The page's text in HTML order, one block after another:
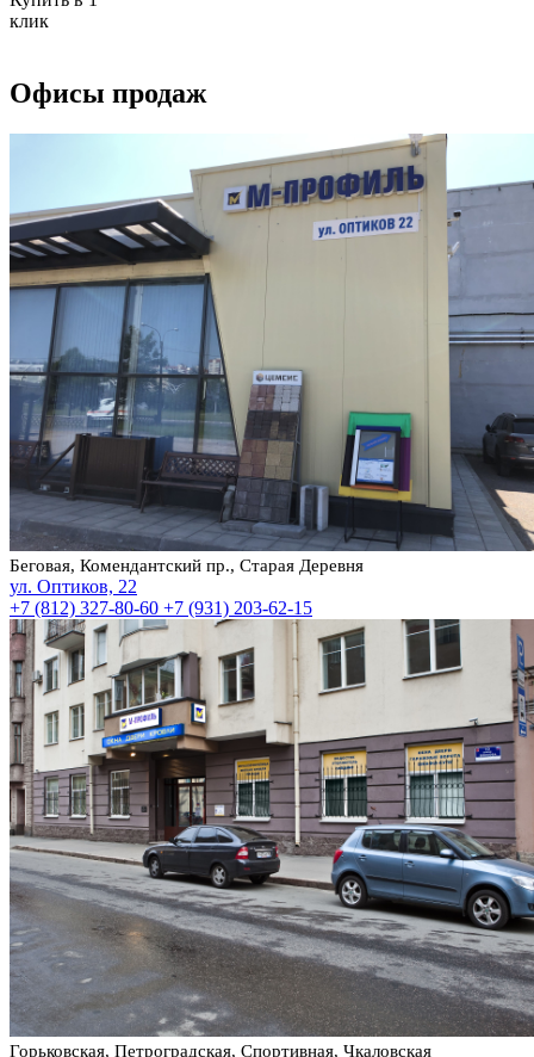
клик
Офисы продаж
Беговая, Комендантский пр., Старая Деревня
ул. Оптиков, 22
+7 (812) 327-80-60 +7 (931) 203-62-15
Горьковская, Петроградская, Спортивная, Чкаловская